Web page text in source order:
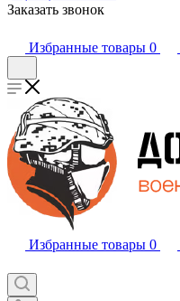
Заказать звонок
Избранные товары 0
Избранные товары 0